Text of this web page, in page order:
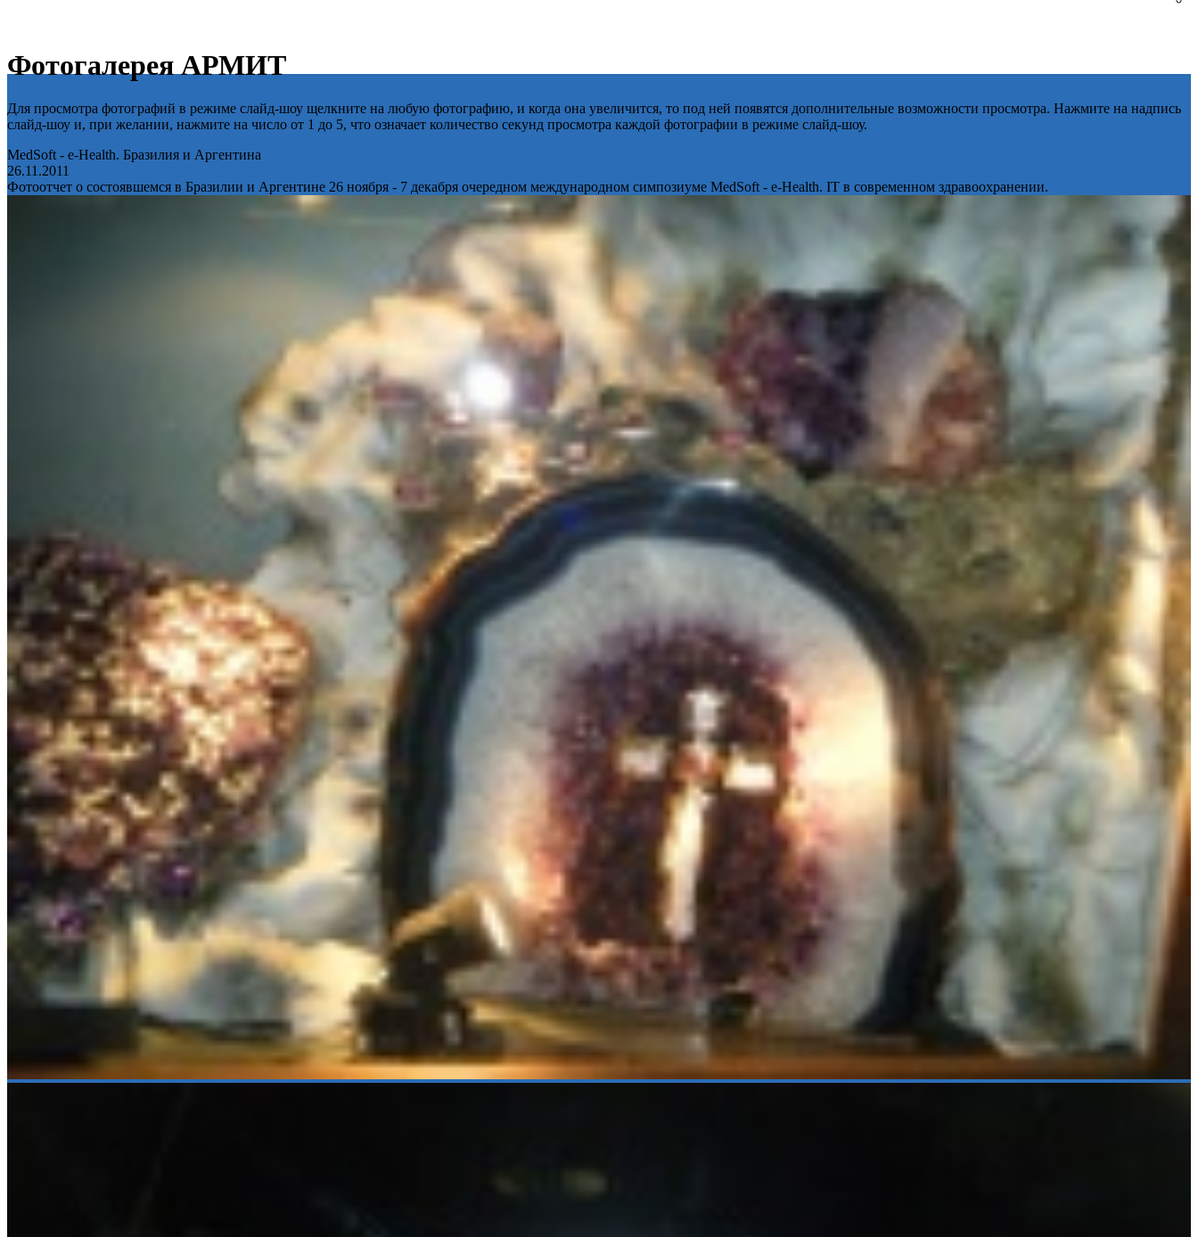
Фотогалерея АРМИТ
Для просмотра фотографий в режиме слайд-шоу щелкните на любую фотографию, и когда она увеличится, то под ней появятся дополнительные возможности просмотра. Нажмите на надпись
слайд-шоу и, при желании, нажмите на число от 1 до 5, что означает количество секунд просмотра каждой фотографии в режиме слайд-шоу.
MedSoft - e-Health. Бразилия и Аргентина
26.11.2011
Фотоотчет о состоявшемся в Бразилии и Аргентине 26 ноября - 7 декабря очередном международном симпозиуме MedSoft - e-Health. IT в современном здравоохранении.